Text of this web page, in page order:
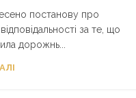
постанову про
за те, що
дорожнь...